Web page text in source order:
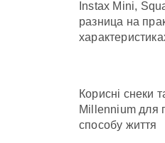
Instax Mini,
разница на
Корисні снеки
Millennium для
способу життя